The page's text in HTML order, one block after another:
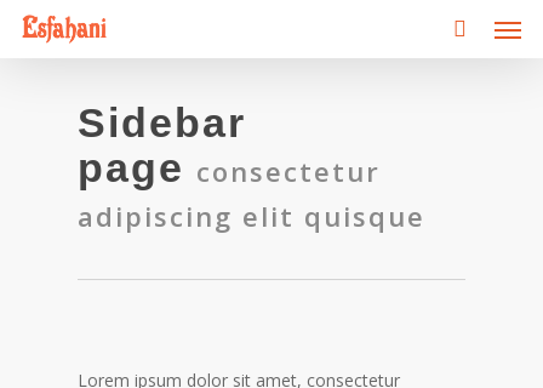
Skip
Sidebar
page consectetur
adipiscing elit quisque
Lorem ipsum dolor sit amet, consectetur